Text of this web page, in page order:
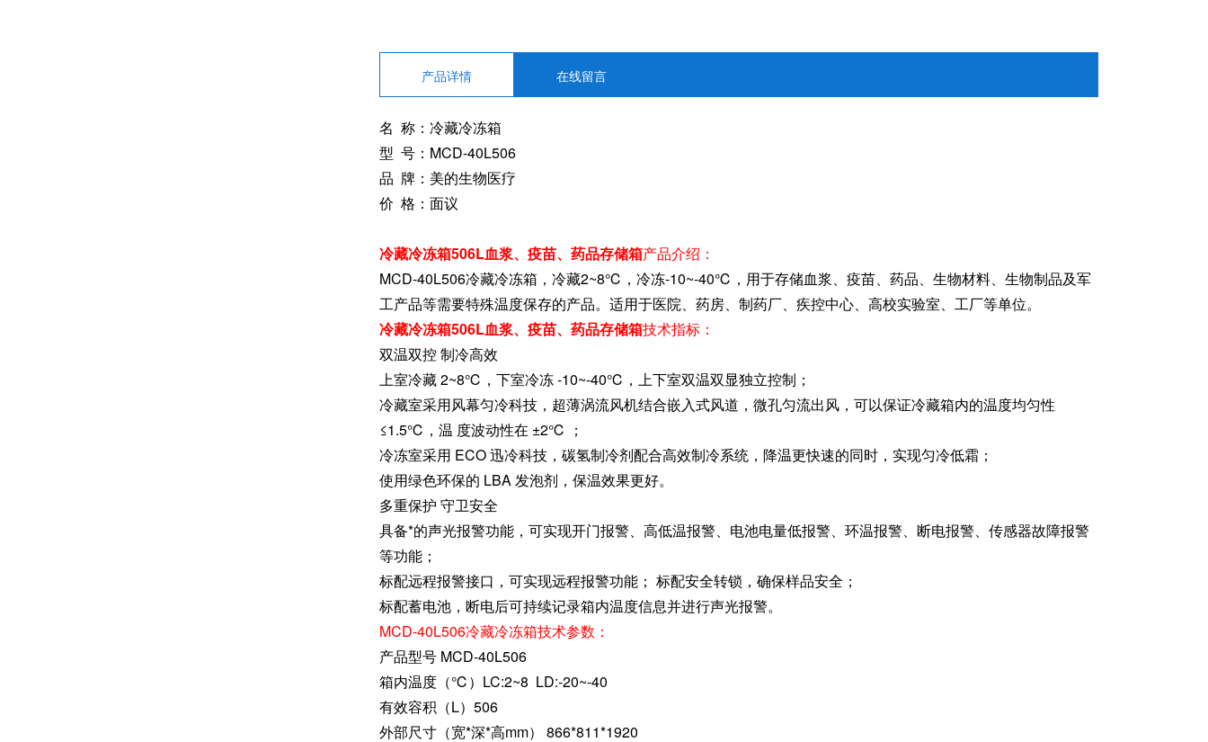
产品详情 在线留言
名 称：冷藏冷冻箱
型 号：MCD-40L506
品 牌：美的生物医疗
价 格：面议
冷藏冷冻箱506L血浆、疫苗、药品存储箱产品介绍：
MCD-40L506冷藏冷冻箱，冷藏2~8℃，冷冻-10~-40℃，用于存储血浆、疫苗、药品、生物材料、生物制品及军
工产品等需要特殊温度保存的产品。适用于医院、药房、制药厂、疾控中心、高校实验室、工厂等单位。
冷藏冷冻箱506L血浆、疫苗、药品存储箱技术指标：
双温双控 制冷高效
上室冷藏 2~8℃，下室冷冻 -10~-40℃，上下室双温双显独立控制；
冷藏室采用风幕匀冷科技，超薄涡流风机结合嵌入式风道，微孔匀流出风，可以保证冷藏箱内的温度均匀性
≤1.5℃，温 度波动性在 ±2℃ ；
冷冻室采用 ECO 迅冷科技，碳氢制冷剂配合高效制冷系统，降温更快速的同时，实现匀冷低霜；
使用绿色环保的 LBA 发泡剂，保温效果更好。
多重保护 守卫安全
具备*的声光报警功能，可实现开门报警、高低温报警、电池电量低报警、环温报警、断电报警、传感器故障报警
等功能；
标配远程报警接口，可实现远程报警功能； 标配安全转锁，确保样品安全；
标配蓄电池，断电后可持续记录箱内温度信息并进行声光报警。
MCD-40L506冷藏冷冻箱技术参数：
产品型号 MCD-40L506
箱内温度（℃）LC:2~8 LD:-20~-40
有效容积（L）506
外部尺寸（宽*深*高mm） 866*811*1920